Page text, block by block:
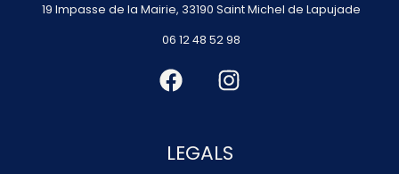
19 Impasse de la Mairie, 33190 Saint Michel de Lapujade
06 12 48 52 98
LEGALS